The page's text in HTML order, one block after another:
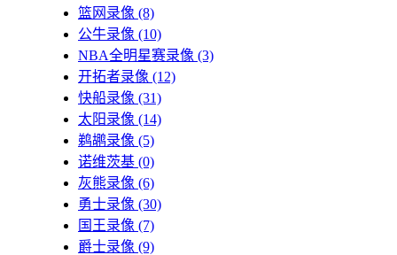
篮网录像 (8)
公牛录像 (10)
NBA全明星赛录像 (3)
开拓者录像 (12)
快船录像 (31)
太阳录像 (14)
鹈鹕录像 (5)
诺维茨基 (0)
灰熊录像 (6)
勇士录像 (30)
国王录像 (7)
爵士录像 (9)